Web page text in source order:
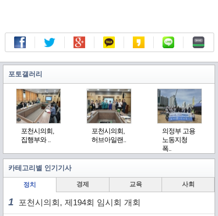
포토갤러리
포천시의회,
집행부와 ..
포천시의회,
허브아일랜..
의정부 고용
노동지청
폭..
카테고리별 인기기사
정치 경제 교육 사회
1 포천시의회, 제194회 임시회 개회